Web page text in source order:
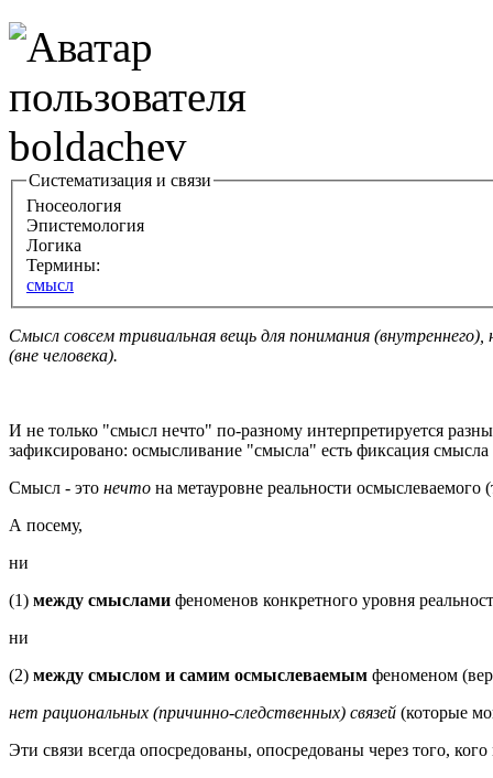
Систематизация и связи
Гносеология
Эпистемология
Логика
Термины:
смысл
Смысл совсем тривиальная вещь для понимания
(вне человека).
И не только "смысл нечто" по-разному интерпретируется
зафиксировано: осмысливание "смысла" есть фиксация
Смысл - это нечто на метауровне реальности осмыслеваемого
А посему,
ни
(1) между смыслами феноменов конкретного уровня
ни
(2) между смыслом и самим осмыслеваемым феноменом
нет рациональных (причинно-следственных) связей (которые
Эти связи всегда опосредованы, опосредованы через того,